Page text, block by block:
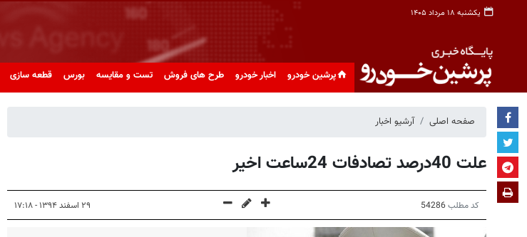
یکشنبه ۱۸ مرداد ۱۴۰۵
پرشین خودرو اخبار خودرو طرح های فروش تست و مقایسه بورس قطعه سازی
صفحه اصلی آرشیو اخبار
علت 40درصد تصادفات 24ساعت اخیر
کد مطلب 54286 ۲۹ اسفند ۱۳۹۴ - ۱۷:۱۸